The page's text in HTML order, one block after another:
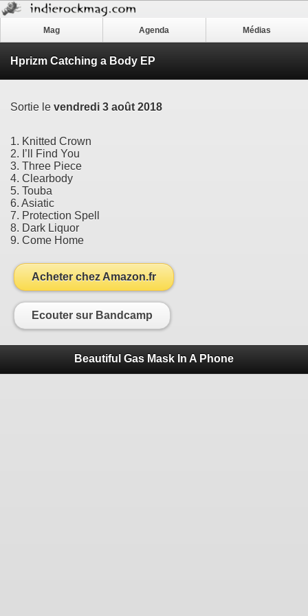
Mag Agenda Médias
Hprizm Catching a Body EP
Sortie le vendredi 3 août 2018
1. Knitted Crown
2. I’ll Find You
3. Three Piece
4. Clearbody
5. Touba
6. Asiatic
7. Protection Spell
8. Dark Liquor
9. Come Home
Acheter chez Amazon.fr
Ecouter sur Bandcamp
Beautiful Gas Mask In A Phone